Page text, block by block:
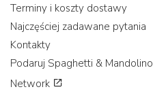
Terminy i koszty dostawy
Najczęściej zadawane pytania
Kontakty
Podaruj Spaghetti & Mandolino
Network